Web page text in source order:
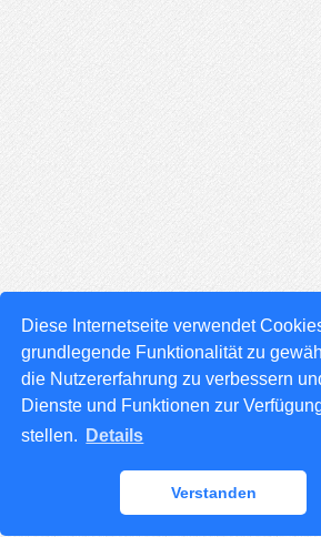
Diese Internetseite verwendet
grundlegende Funktionalität zu
die Nutzererfahrung zu verbessern
Dienste und Funktionen zur
stellen.
Details
Verstanden